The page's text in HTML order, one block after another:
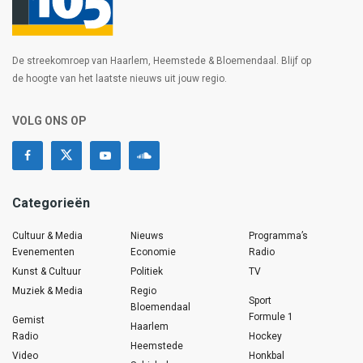
De streekomroep van Haarlem, Heemstede & Bloemendaal. Blijf op
de hoogte van het laatste nieuws uit jouw regio.
VOLG ONS OP
Categorieën
Cultuur & Media
Evenementen
Kunst & Cultuur
Muziek & Media
Gemist
Radio
Video
Nieuws
Economie
Politiek
Regio
Bloemendaal
Haarlem
Heemstede
Programma’s
Radio
TV
Sport
Formule 1
Hockey
Honkbal